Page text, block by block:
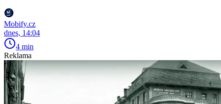
Mobify.cz
dnes, 14:04
4 min
Reklama